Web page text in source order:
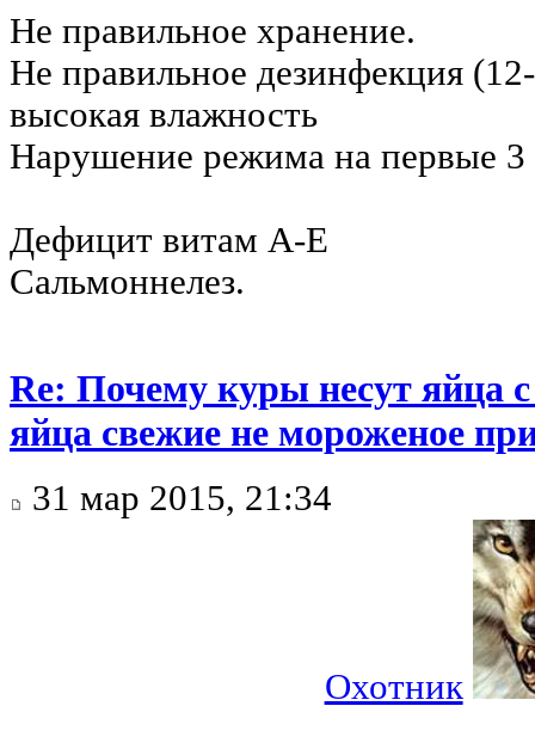
Не правильное хранение.
Не правильное дезинфекция
высокая влажность
Нарушение режима на первые 3
Дефицит витам А-Е
Сальмоннелез.
Re: Почему куры несут яйца
яйца свежие не мороженое
31 мар 2015, 21:34
Охотник